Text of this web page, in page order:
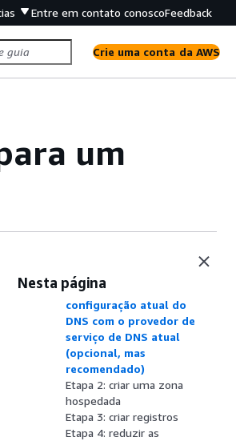
Entre em contato conoscoFeedback
Crie uma conta da AWS
um
Nesta páginaEtapa 1: descobrir a
configuração atual do
DNS com o provedor de
serviço de DNS atual
(opcional, mas
recomendado)
Etapa 2: criar uma zona
hospedada
Etapa 3: criar registros
Etapa 4: reduzir as